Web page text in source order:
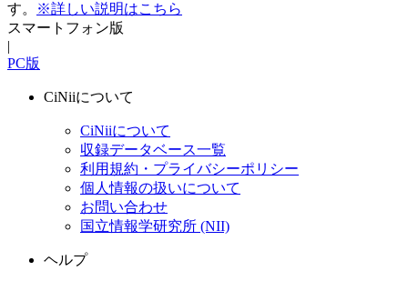
す。
※詳しい説明はこちら
スマートフォン版
|
PC版
CiNiiについて
CiNiiについて
収録データベース一覧
利用規約・プライバシーポリシー
個人情報の扱いについて
お問い合わせ
国立情報学研究所 (NII)
ヘルプ